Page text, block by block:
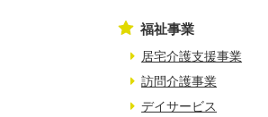
福祉事業
居宅介護支援事業
訪問介護事業
デイサービス